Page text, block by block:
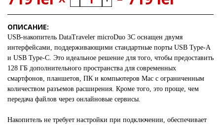
ОПИСАНИЕ:
USB-накопитель DataTraveler microDuo 3C оснащен двумя
интерфейсами, поддерживающими стандартные порты USB Type-A
и USB Type-C. Это идеальное решение для того, чтобы предоставить
128 ГБ дополнительного пространства для современных
смартфонов, планшетов, ПК и компьютеров Mac с ограниченным
количеством разъемов расширения. Кроме того, это проще, чем
передача файлов через онлайновые сервисы.
Накопитель не требует настройки при подключении, обеспечивает